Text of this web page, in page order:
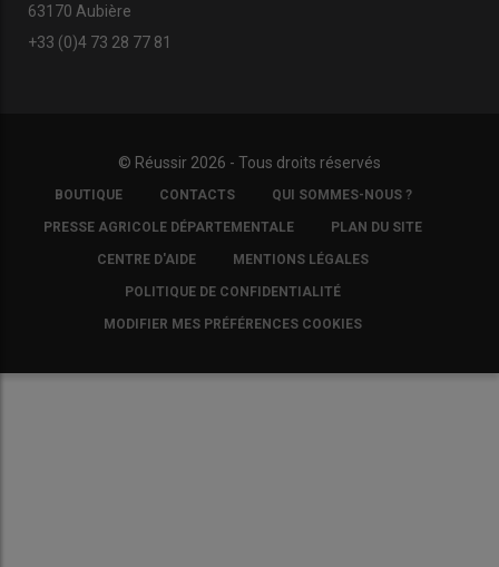
63170 Aubière
+33 (0)4 73 28 77 81
© Réussir 2026 - Tous droits réservés
FOOTER
COPYRIGHT
BOUTIQUE CONTACTS QUI SOMMES-NOUS ?
PRESSE AGRICOLE DÉPARTEMENTALE PLAN DU SITE
CENTRE D'AIDE MENTIONS LÉGALES
POLITIQUE DE CONFIDENTIALITÉ
MODIFIER MES PRÉFÉRENCES COOKIES